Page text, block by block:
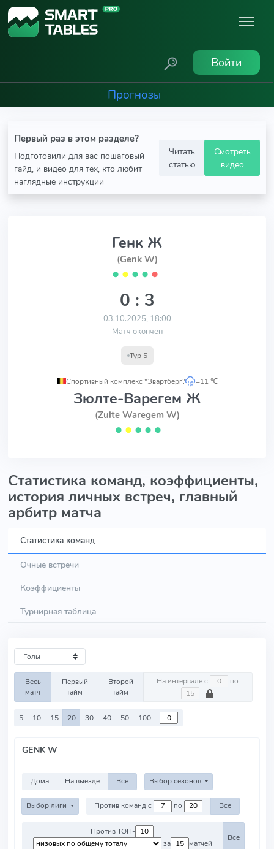
Войти
Прогнозы
Первый раз в этом разделе?
Подготовили для вас пошаговый
гайд, и видео для тех, кто любит
наглядные инструкции
Читать
статью
Смотреть
видео
Генк Ж
(Genk W)
⬤ ⬤ ⬤ ⬤ ⬤
0 : 3
03.10.2025, 18:00
Матч окончен
Тур 5
Спортивный комплекс "Звартберг"
, +11 ℃
Зюлте-Варегем Ж
(Zulte Waregem W)
⬤ ⬤ ⬤ ⬤ ⬤
Статистика команд, коэффициенты,
история личных встреч, главный
арбитр матча
Статистика команд
Очные встречи
Коэффициенты
Турнирная таблица
Весь
матч
Первый
тайм
Второй
тайм
На интервале с по
5 10 15 20 30 40 50 100
GENK W
Дома На выезде Все Выбор сезонов
Выбор лиги Против команд с по Все
Против ТОП-
за
матчей
Все